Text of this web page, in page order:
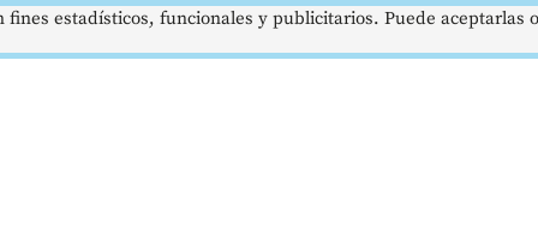
estadísticos, funcionales y publicitarios. Puede aceptarlas